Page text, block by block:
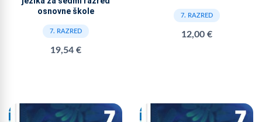
osnovne škole
7. RAZRED
19,54 €
7. RAZRED
12,00 €